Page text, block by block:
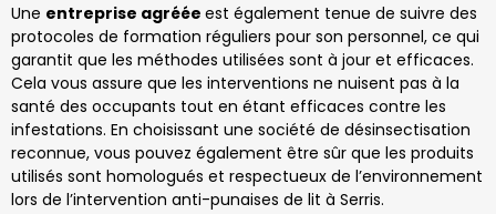
Une entreprise agréée est également tenue de suivre des
protocoles de formation réguliers pour son personnel, ce qui
garantit que les méthodes utilisées sont à jour et efficaces.
Cela vous assure que les interventions ne nuisent pas à la
santé des occupants tout en étant efficaces contre les
infestations. En choisissant une société de désinsectisation
reconnue, vous pouvez également être sûr que les produits
utilisés sont homologués et respectueux de l’environnement
lors de l’intervention anti-punaises de lit à Serris.